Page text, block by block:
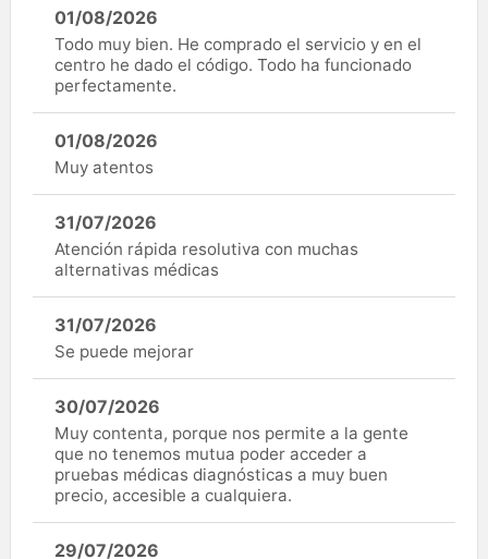
01/08/2026
Todo muy bien. He comprado el servicio y en el
centro he dado el código. Todo ha funcionado
perfectamente.
01/08/2026
Muy atentos
31/07/2026
Atención rápida resolutiva con muchas
alternativas médicas
31/07/2026
Se puede mejorar
30/07/2026
Muy contenta, porque nos permite a la gente
que no tenemos mutua poder acceder a
pruebas médicas diagnósticas a muy buen
precio, accesible a cualquiera.
29/07/2026